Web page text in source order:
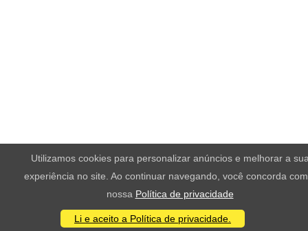
Utilizamos cookies para personalizar anúncios e melhorar a
experiência no site. Ao continuar navegando, você concorda
nossa Política de privacidade
Li e aceito a Política de privacidade.